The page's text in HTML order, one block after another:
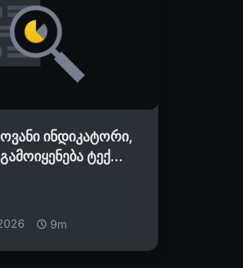
ინდიკატორი,
ტექ...
9m